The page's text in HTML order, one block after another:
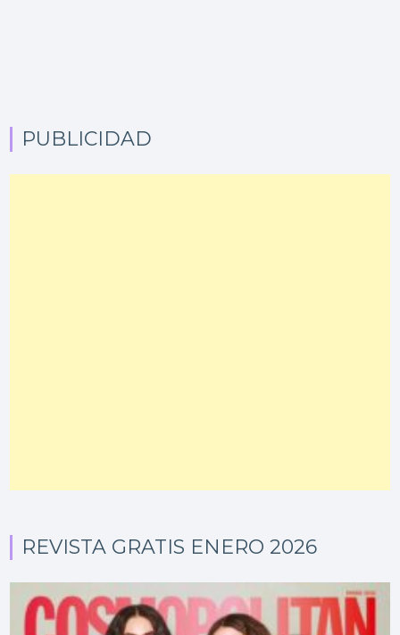
PUBLICIDAD
REVISTA GRATIS ENERO 2026